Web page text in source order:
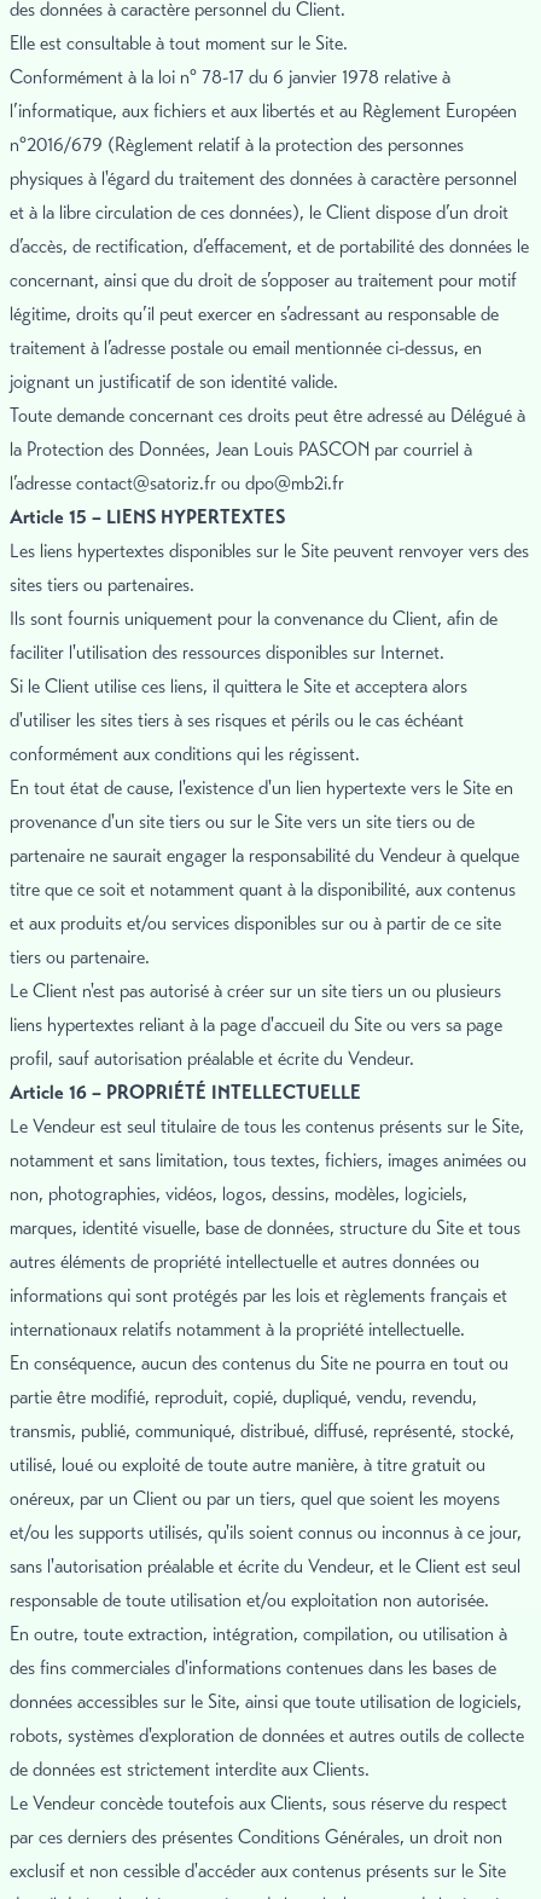
des données à caractère personnel du Client.
Elle est consultable à tout moment sur le Site.
Conformément à la loi n° 78-17 du 6 janvier 1978 relative à
l’informatique, aux fichiers et aux libertés et au Règlement Européen
n°2016/679 (Règlement relatif à la protection des personnes
physiques à l'égard du traitement des données à caractère personnel
et à la libre circulation de ces données), le Client dispose d’un droit
d’accès, de rectification, d’effacement, et de portabilité des données le
concernant, ainsi que du droit de s’opposer au traitement pour motif
légitime, droits qu’il peut exercer en s’adressant au responsable de
traitement à l’adresse postale ou email mentionnée ci-dessus, en
joignant un justificatif de son identité valide.
Toute demande concernant ces droits peut être adressé au Délégué à
la Protection des Données, Jean Louis PASCON par courriel à
l’adresse contact@satoriz.fr ou dpo@mb2i.fr
Article 15 – LIENS HYPERTEXTES
Les liens hypertextes disponibles sur le Site peuvent renvoyer vers des
sites tiers ou partenaires.
Ils sont fournis uniquement pour la convenance du Client, afin de
faciliter l'utilisation des ressources disponibles sur Internet.
Si le Client utilise ces liens, il quittera le Site et acceptera alors
d'utiliser les sites tiers à ses risques et périls ou le cas échéant
conformément aux conditions qui les régissent.
En tout état de cause, l'existence d'un lien hypertexte vers le Site en
provenance d'un site tiers ou sur le Site vers un site tiers ou de
partenaire ne saurait engager la responsabilité du Vendeur à quelque
titre que ce soit et notamment quant à la disponibilité, aux contenus
et aux produits et/ou services disponibles sur ou à partir de ce site
tiers ou partenaire.
Le Client n'est pas autorisé à créer sur un site tiers un ou plusieurs
liens hypertextes reliant à la page d'accueil du Site ou vers sa page
profil, sauf autorisation préalable et écrite du Vendeur.
Article 16 – PROPRIÉTÉ INTELLECTUELLE
Le Vendeur est seul titulaire de tous les contenus présents sur le Site,
notamment et sans limitation, tous textes, fichiers, images animées ou
non, photographies, vidéos, logos, dessins, modèles, logiciels,
marques, identité visuelle, base de données, structure du Site et tous
autres éléments de propriété intellectuelle et autres données ou
informations qui sont protégés par les lois et règlements français et
internationaux relatifs notamment à la propriété intellectuelle.
En conséquence, aucun des contenus du Site ne pourra en tout ou
partie être modifié, reproduit, copié, dupliqué, vendu, revendu,
transmis, publié, communiqué, distribué, diffusé, représenté, stocké,
utilisé, loué ou exploité de toute autre manière, à titre gratuit ou
onéreux, par un Client ou par un tiers, quel que soient les moyens
et/ou les supports utilisés, qu'ils soient connus ou inconnus à ce jour,
sans l'autorisation préalable et écrite du Vendeur, et le Client est seul
responsable de toute utilisation et/ou exploitation non autorisée.
En outre, toute extraction, intégration, compilation, ou utilisation à
des fins commerciales d'informations contenues dans les bases de
données accessibles sur le Site, ainsi que toute utilisation de logiciels,
robots, systèmes d'exploration de données et autres outils de collecte
de données est strictement interdite aux Clients.
Le Vendeur concède toutefois aux Clients, sous réserve du respect
par ces derniers des présentes Conditions Générales, un droit non
exclusif et non cessible d'accéder aux contenus présents sur le Site